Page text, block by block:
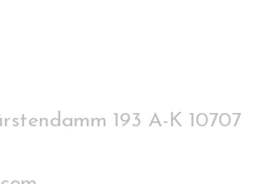
193 A-K 10707